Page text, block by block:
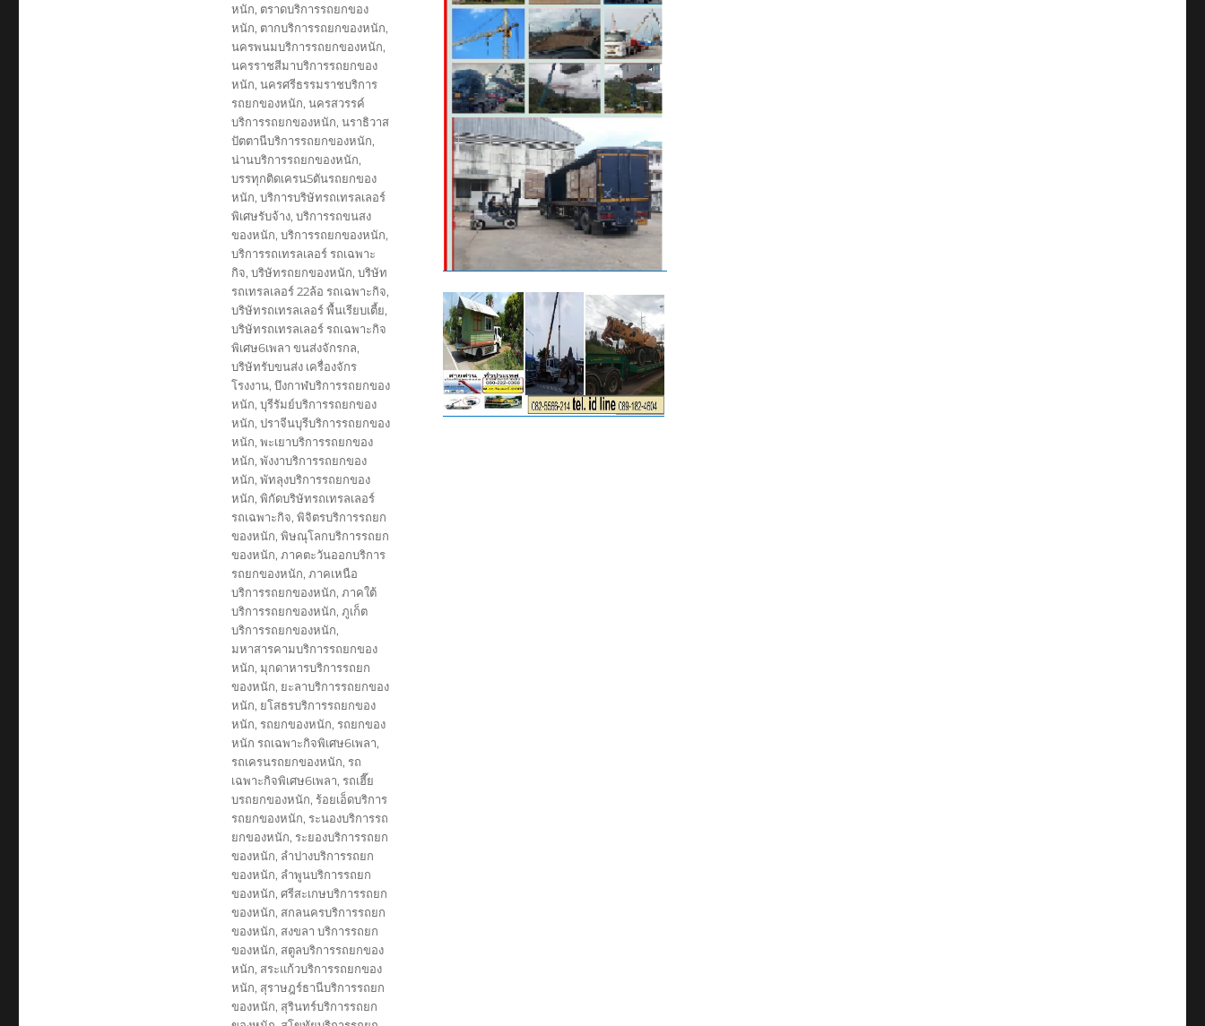
หนัก, ตราดบริการรถยกของ
หนัก, ตากบริการรถยกของหนัก,
นครพนมบริการรถยกของหนัก,
นครราชสีมาบริการรถยกของ
หนัก, นครศรีธรรมราชบริการ
รถยกของหนัก, นครสวรรค์
บริการรถยกของหนัก, นราธิวาส
ปัตตานีบริการรถยกของหนัก,
น่านบริการรถยกของหนัก,
บรรทุกติดเครน5ตันรถยกของ
หนัก, บริการบริษัทรถเทรลเลอร์
พิเศษรับจ้าง, บริการรถขนสง
ของหนัก, บริการรถยกของหนัก,
บริการรถเทรลเลอร์ รถเฉพาะ
กิจ, บริษัทรถยกของหนัก, บริษัท
รถเทรลเลอร์ 22ล้อ รถเฉพาะกิจ,
บริษัทรถเทรลเลอร์ พื้นเรียบเตี้ย,
บริษัทรถเทรลเลอร์ รถเฉพาะกิจ
พิเศษ6เพลา ขนส่งจักรกล,
บริษัทรับขนส่ง เครื่องจักร
โรงงาน, บึงกาฬบริการรถยกของ
หนัก, บุรีรัมย์บริการรถยกของ
หนัก, ปราจีนบุรีบริการรถยกของ
หนัก, พะเยาบริการรถยกของ
หนัก, พังงาบริการรถยกของ
หนัก, พัทลุงบริการรถยกของ
หนัก, พิกัดบริษัทรถเทรลเลอร์
รถเฉพาะกิจ, พิจิตรบริการรถยก
ของหนัก, พิษณุโลกบริการรถยก
ของหนัก, ภาคตะวันออกบริการ
รถยกของหนัก, ภาคเหนือ
บริการรถยกของหนัก, ภาคใต้
บริการรถยกของหนัก, ภูเก็ต
บริการรถยกของหนัก,
มหาสารคามบริการรถยกของ
หนัก, มุกดาหารบริการรถยก
ของหนัก, ยะลาบริการรถยกของ
หนัก, ยโสธรบริการรถยกของ
หนัก, รถยกของหนัก, รถยกของ
หนัก รถเฉพาะกิจพิเศษ6เพลา,
รถเครนรถยกของหนัก, รถ
เฉพาะกิจพิเศษ6เพลา, รถเฮี๊ย
บรถยกของหนัก, ร้อยเอ็ดบริการ
รถยกของหนัก, ระนองบริการรถ
ยกของหนัก, ระยองบริการรถยก
ของหนัก, ลำปางบริการรถยก
ของหนัก, ลำพูนบริการรถยก
ของหนัก, ศรีสะเกษบริการรถยก
ของหนัก, สกลนครบริการรถยก
ของหนัก, สงขลา บริการรถยก
ของหนัก, สตูลบริการรถยกของ
หนัก, สระแก้วบริการรถยกของ
หนัก, สุราษฎร์ธานีบริการรถยก
ของหนัก, สุรินทร์บริการรถยก